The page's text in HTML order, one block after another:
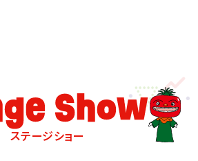
ステージショー